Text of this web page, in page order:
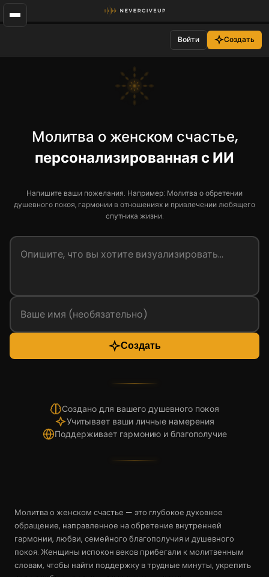
Войти Создать
Молитва о женском счастье,
персонализированная с ИИ
Напишите ваши пожелания. Например: Молитва о обретении
душевного покоя, гармонии в отношениях и привлечении любящего
спутника жизни.
Создать
Создано для вашего душевного покоя
Учитывает ваши личные намерения
Поддерживает гармонию и благополучие
Молитва о женском счастье — это глубокое духовное
обращение, направленное на обретение внутренней
гармонии, любви, семейного благополучия и душевного
покоя. Женщины испокон веков прибегали к молитвенным
словам, чтобы найти поддержку в трудные минуты, укрепить